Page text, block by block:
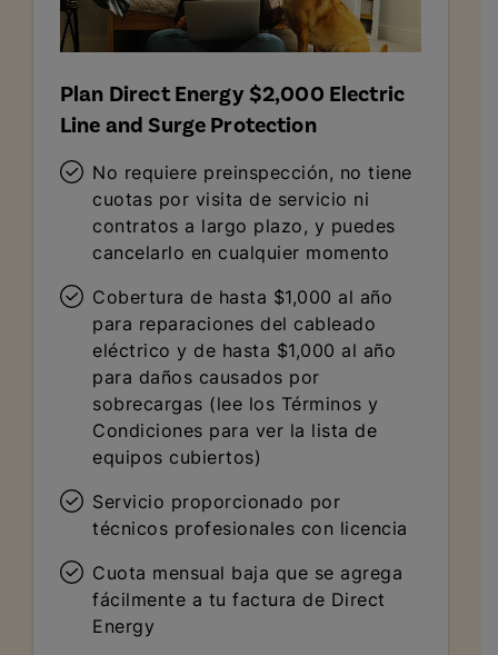
Plan Direct Energy $2,000 Electric
Line and Surge Protection
No requiere preinspección, no tiene
cuotas por visita de servicio ni
contratos a largo plazo, y puedes
cancelarlo en cualquier momento
Cobertura de hasta $1,000 al año
para reparaciones del cableado
eléctrico y de hasta $1,000 al año
para daños causados por
sobrecargas (lee los Términos y
Condiciones para ver la lista de
equipos cubiertos)
Servicio proporcionado por
técnicos profesionales con licencia
Cuota mensual baja que se agrega
fácilmente a tu factura de Direct
Energy